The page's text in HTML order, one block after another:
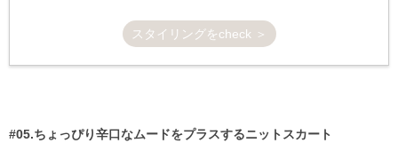
スタイリングをcheck ＞
#05.ちょっぴり辛口なムードをプラスするニットスカート